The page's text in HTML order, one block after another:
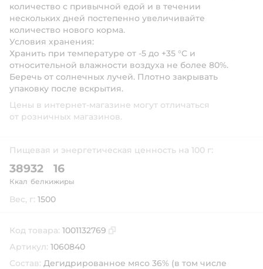
количество с привычной едой и в течении
нескольких дней постепенно увеличивайте
количество нового корма.
Условия хранения:
Хранить при температуре от -5 до +35 °С и
относительной влажности воздуха не более 80%.
Беречь от солнечных лучей. Плотно закрывать
упаковку после вскрытия.
Цены в интернет-магазине могут отличаться
от розничных магазинов.
Пищевая и энергетическая ценность на 100 г:
389
Ккал
32
белки
16
жиры
Вес, г: 1500
Код товара: 1001132769
Артикул: 1060840
Состав: Дегидрированное мясо 36% (в том числе